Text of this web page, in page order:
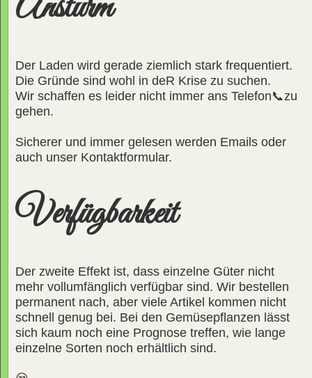
Der Laden wird gerade ziemlich stark frequentiert.
Die Gründe sind wohl in deR Krise zu suchen.
Wir schaffen es leider nicht immer ans Telefon📞zu
gehen.
Sicherer und immer gelesen werden Emails oder
auch unser Kontaktformular.
Verfügbarkeit
Der zweite Effekt ist, dass einzelne Güter nicht
mehr vollumfänglich verfügbar sind. Wir bestellen
permanent nach, aber viele Artikel kommen nicht
schnell genug bei. Bei den Gemüsepflanzen lässt
sich kaum noch eine Prognose treffen, wie lange
einzelne Sorten noch erhältlich sind.